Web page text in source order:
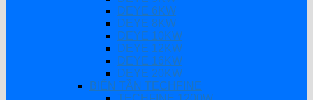
DEYE 6KW
DEYE 8KW
DEYE 10KW
DEYE 12KW
DEYE 16KW
DEYE 20KW
BIẾN TẦN TECHFINE